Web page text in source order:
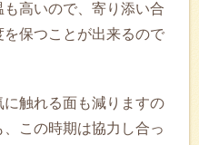
高いので、寄り添い合
保つことが出来るので
触れる面も減りますの
この時期は協力し合っ